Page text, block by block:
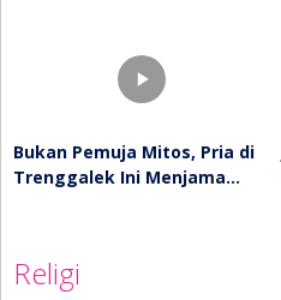
Bukan Pemuja Mitos, Pria di
Trenggalek Ini Menjama…
Religi